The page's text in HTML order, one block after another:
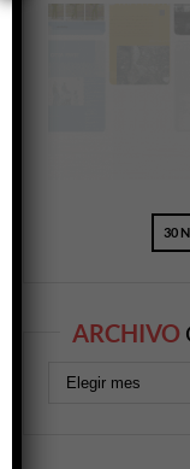
30
ARCHIVO